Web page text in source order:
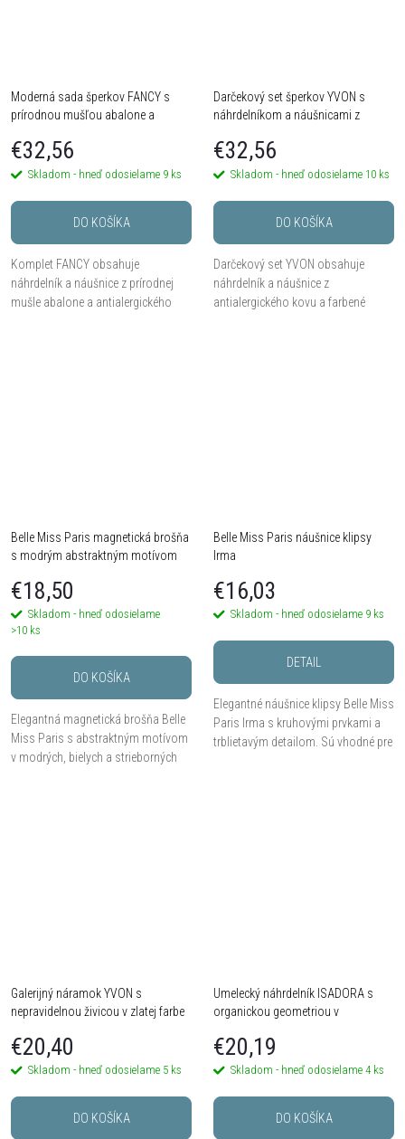
Moderná sada šperkov FANCY s
prírodnou mušľou abalone a
€32,56
Skladom - hneď odosielame 9 ks
DO KOŠÍKA
Komplet FANCY obsahuje
náhrdelník a náušnice z prírodnej
mušle abalone a antialergického
Darčekový set šperkov YVON s
náhrdelníkom a náušnicami z
€32,56
Skladom - hneď odosielame 10 ks
DO KOŠÍKA
Darčekový set YVON obsahuje
náhrdelník a náušnice z
antialergického kovu a farbené
Belle Miss Paris magnetická brošňa
s modrým abstraktným motívom
€18,50
Skladom - hneď odosielame
>10 ks
DO KOŠÍKA
Elegantná magnetická brošňa Belle
Miss Paris s abstraktným motívom
v modrých, bielych a strieborných
Belle Miss Paris náušnice klipsy
Irma
€16,03
Skladom - hneď odosielame 9 ks
DETAIL
Elegantné náušnice klipsy Belle Miss
Paris Irma s kruhovými prvkami a
trblietavým detailom. Sú vhodné pre
Galerijný náramok YVON s
nepravidelnou živicou v zlatej farbe
€20,40
Skladom - hneď odosielame 5 ks
DO KOŠÍKA
Umelecký náhrdelník ISADORA s
organickou geometriou v
€20,19
Skladom - hneď odosielame 4 ks
DO KOŠÍKA